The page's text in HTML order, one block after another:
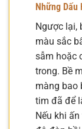
Những Dấu
Ngược lại,
màu sắc
sẫm hoặc
trong. Bề
màng bao
tim đã để
Nếu khi